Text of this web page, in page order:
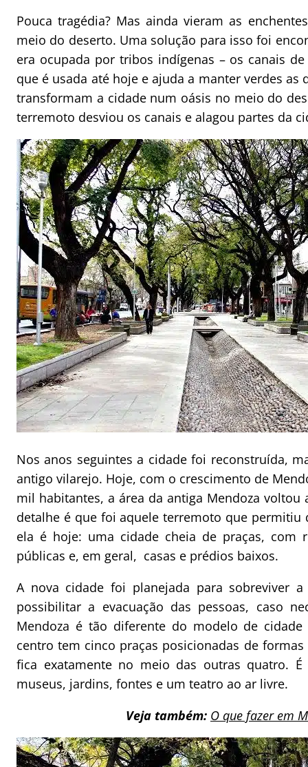
Pouca tragédia? Mas ainda vieram as
meio do deserto. Uma solução para isso foi
era ocupada por tribos indígenas – os canais
que é usada até hoje e ajuda a manter verdes as
transformam a cidade num oásis no meio do
terremoto desviou os canais e alagou partes da
Nos anos seguintes a cidade foi reconstruída,
antigo vilarejo. Hoje, com o crescimento de
mil habitantes, a área da antiga Mendoza voltou
detalhe é que foi aquele terremoto que permitiu
ela é hoje: uma cidade cheia de praças, com
públicas e, em geral, casas e prédios baixos.
A nova cidade foi planejada para sobreviver
possibilitar a evacuação das pessoas, caso
Mendoza é tão diferente do modelo de
centro tem cinco praças posicionadas de
fica exatamente no meio das outras quatro.
museus, jardins, fontes e um teatro ao ar livre.
Veja também: O que fazer em